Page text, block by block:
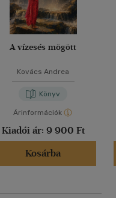
A vízesés mögött
Kovács Andrea
Könyv
Árinformációk
Kiadói ár: 9 900 Ft
Kosárba